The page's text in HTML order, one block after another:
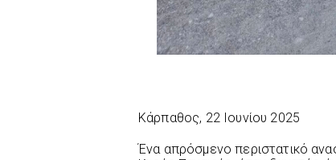
Κάρπαθος, 22 Ιουνίου 2025
Ένα απρόσμενο περιστατικό